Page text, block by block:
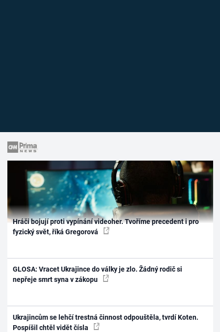
Hráči bojují proti vypínání videoher. Tvoříme precedent i pro
fyzický svět, říká Gregorová
GLOSA: Vracet Ukrajince do války je zlo. Žádný rodič si
nepřeje smrt syna v zákopu
Ukrajincům se lehčí trestná činnost odpouštěla, tvrdí Koten.
Pospíšil chtěl vidět čísla